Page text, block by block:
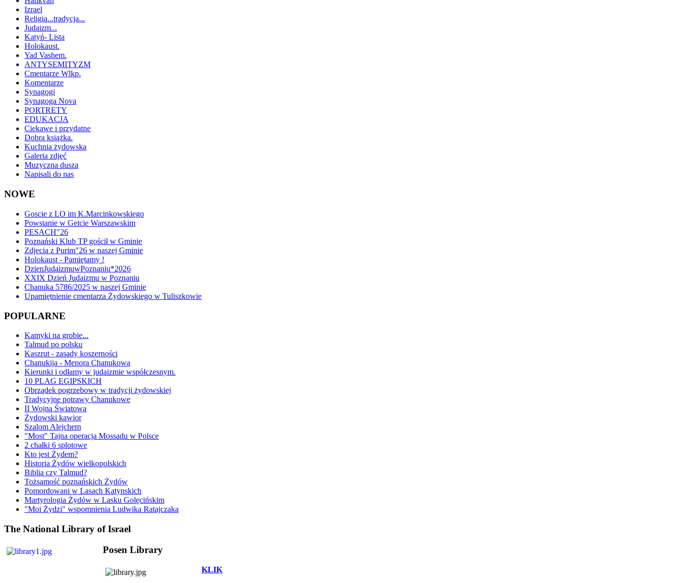
Izrael
Religia...tradycja...
Judaizm...
Katyń- Lista
Holokaust.
Yad Vashem.
ANTYSEMITYZM
Cmentarze Wlkp.
Komentarze
Synagogi
Synagoga Nova
PORTRETY
EDUKACJA
Ciekawe i przydatne
Dobra książka.
Kuchnia żydowska
Galeria zdjęć
Muzyczna dusza
Napisali do nas
NOWE
Goscie z LO im K.Marcinkowskiego
Powstanie w Getcie Warszawskim
PESACH"26
Poznański Klub TP gościł w Gminie
Zdjecia z Purim"26 w naszej Gminie
Holokaust - Pamiętamy !
DzienJudaizmuwPoznaniu*2026
XXIX Dzień Judaizmu w Poznaniu
Chanuka 5786/2025 w naszej Gminie
Upamiętnienie cmentarza Żydowskiego w Tuliszkowie
POPULARNE
Kamyki na grobie...
Talmud po polsku
Kaszrut - zasady koszerności
Chanukija - Menora Chanukowa
Kierunki i odłamy w judaizmie współczesnym.
10 PLAG EGIPSKICH
Obrządek pogrzebowy w tradycji żydowskiej
Tradycyjne potrawy Chanukowe
II Wojna Światowa
Żydowski kawior
Szalom Alejchem
"Most" Tajna operacja Mossadu w Polsce
2 chałki 6 splotowe
Kto jest Żydem?
Historia Żydów wielkopolskich
Biblia czy Talmud?
Tożsamość poznańskich Żydów
Pomordowani w Lasach Katynskich
Martyrologia Żydów w Lasku Golęcińskim
"Moi Żydzi" wspomnienia Ludwika Ratajczaka
The National Library of Israel
Posen Library
KLIK